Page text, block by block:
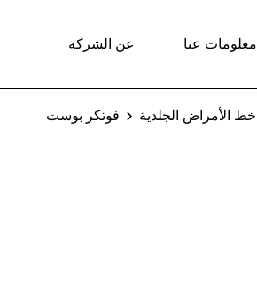
عن الشركة معلومات عنا
خط الأمراض الجلدية فوتكر بوست